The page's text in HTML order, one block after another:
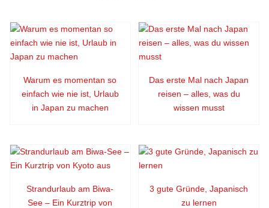
Warum es momentan so
einfach wie nie ist, Urlaub
in Japan zu machen
Das erste Mal nach Japan
reisen – alles, was du
wissen musst
Strandurlaub am Biwa-
See – Ein Kurztrip von
3 gute Gründe, Japanisch
zu lernen